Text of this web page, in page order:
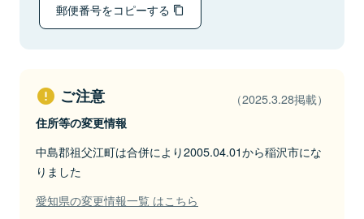
郵便番号をコピーする
ご注意 （2025.3.28掲載）
住所等の変更情報
中島郡祖父江町は合併により2005.04.01から稲沢市にな
りました
愛知県の変更情報一覧 はこちら